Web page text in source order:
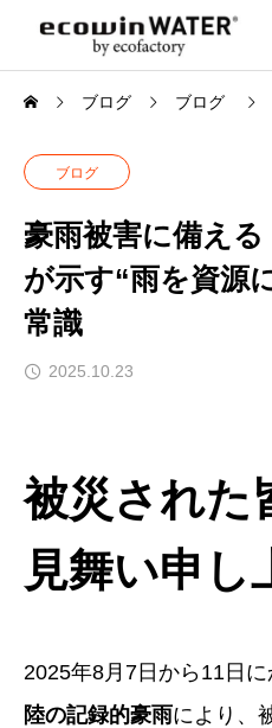
ブログ ブログ
ブログ
豪雨被害に備え
が示す“雨を資源
常識
2025.10.23
被災された
見舞い申し
2025年8月7日から11日
陸の記録的豪雨により、